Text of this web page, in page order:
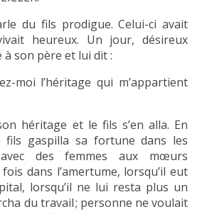
du fils prodigue. Celui-ci avait
heureux. Un jour, désireux
à son père et lui dit :
moi l’héritage qui m’appartient
héritage et le fils s’en alla. En
fils gaspilla sa fortune dans les
avec des femmes aux mœurs
dans l’amertume, lorsqu’il eut
lorsqu’il ne lui resta plus un
du travail ; personne ne voulait